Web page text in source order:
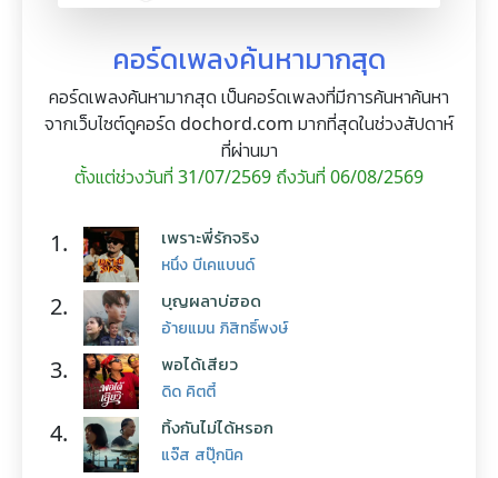
คอร์ดเพลงค้นหามากสุด
คอร์ดเพลงค้นหามากสุด เป็นคอร์ดเพลงที่มีการค้นหาค้นหา
จากเว็บไซต์ดูคอร์ด dochord.com มากที่สุดในช่วงสัปดาห์
ที่ผ่านมา
ตั้งแต่ช่วงวันที่ 31/07/2569 ถึงวันที่ 06/08/2569
1. เพราะพี่รักจริง
หนึ่ง บีเคแบนด์
2. บุญผลาบ่ฮอด
อ้ายแมน ภิสิทธิ์พงษ์
3. พอได้เสียว
ดิด คิตตี้
4. ทิ้งกันไม่ได้หรอก
แจ๊ส สปุ๊กนิค